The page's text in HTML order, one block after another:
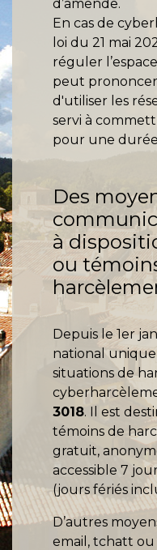
d’amende.
En cas de
loi du 21 mai
réguler
peut
d'utiliser les
servi à
pour une durée
Des
à
ou
Depuis le 1er
national
situations de
3018. Il est
témoins de
gratuit,
accessible 7
(jours fériés
D’autres
email, tchatt ou